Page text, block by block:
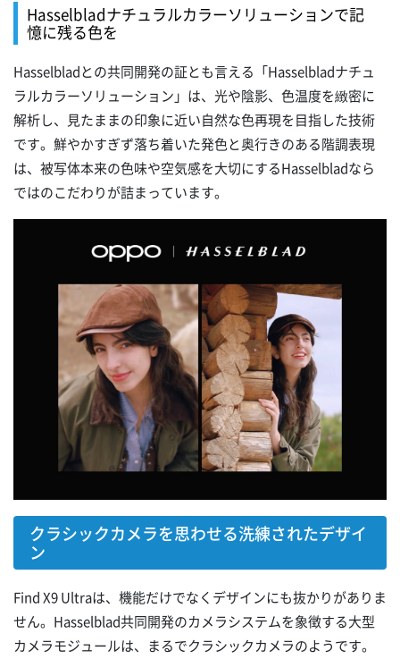
Hasselbladナチュラルカラーソリューションで記
憶に残る色を
Hasselbladとの共同開発の証とも言える「Hasselbladナチュ
ラルカラーソリューション」は、光や陰影、色温度を緻密に
解析し、見たままの印象に近い自然な色再現を目指した技術
です。鮮やかすぎず落ち着いた発色と奥行きのある階調表現
は、被写体本来の色味や空気感を大切にするHasselbladなら
ではのこだわりが詰まっています。
クラシックカメラを思わせる洗練されたデザイ
ン
Find X9 Ultraは、機能だけでなくデザインにも抜かりがありま
せん。Hasselblad共同開発のカメラシステムを象徴する大型
カメラモジュールは、まるでクラシックカメラのようです。